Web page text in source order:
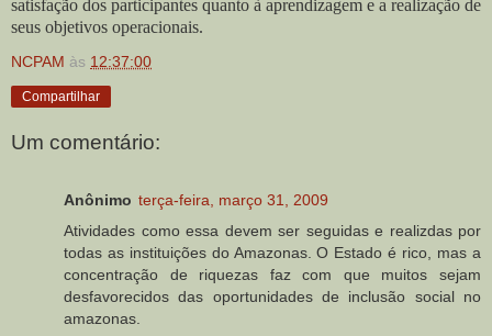
satisfação dos participantes quanto à aprendizagem e a realização de
seus objetivos operacionais.
NCPAM às 12:37:00
Compartilhar
Um comentário:
Anônimo terça-feira, março 31, 2009
Atividades como essa devem ser seguidas e realizdas por
todas as instituições do Amazonas. O Estado é rico, mas a
concentração de riquezas faz com que muitos sejam
desfavorecidos das oportunidades de inclusão social no
amazonas.